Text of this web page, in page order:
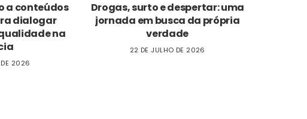
a conteúdos
dialogar
na
2026
Drogas, surto e despertar: uma
jornada em busca da própria
verdade
22 DE JULHO DE 2026